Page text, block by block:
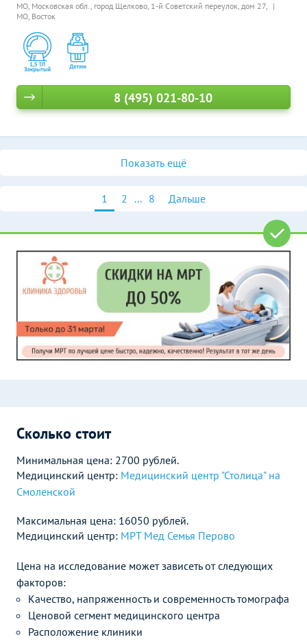
МО, Московская обл., город Щелково, 1-й Советский переулок, дом 27,
МО, Восток
8 (495) 021-80-10
Показать ещё
1 2 ... 8 Дальше
Сколько стоит
Минимальная цена: 2700 рублей.
Медицинский центр: Медицинский центр "Столица" на
Смоленской
Максимальная цена: 16050 рублей.
Медицинский центр: МРТ Мед Семья Перово
Цена на исследование может зависеть от следующих
факторов:
Качество, напряженность и современность томографа
Ценовой сегмент медицинского центра
Расположение клиники